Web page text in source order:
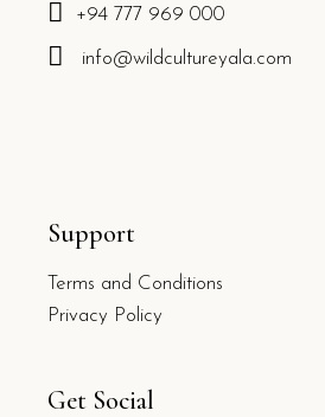
+94 777 969 000
info@wildcultureyala.com
Support
Terms and Conditions
Privacy Policy
Get Social